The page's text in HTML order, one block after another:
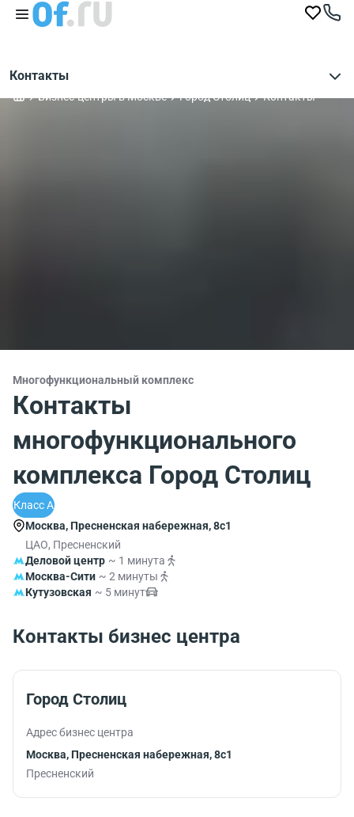
Контакты
Бизнес-центры в Москве Город Столиц Контакты
Многофункциональный комплекс
Контакты
многофункционального
комплекса Город Столиц
Класс A
Москва, Пресненская набережная, 8с1
ЦАО, Пресненский
Деловой центр ~ 1 минута
Москва-Сити ~ 2 минуты
Кутузовская ~ 5 минут
Контакты бизнес центра
Город Столиц
Адрес бизнес центра
Москва, Пресненская набережная, 8с1
Пресненский